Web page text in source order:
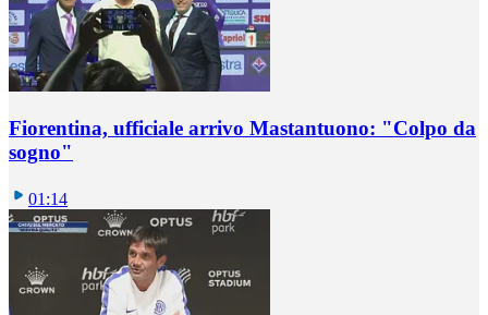
Fiorentina, ufficiale arrivo Mastantuono: "Colpo da
sogno"
01:14